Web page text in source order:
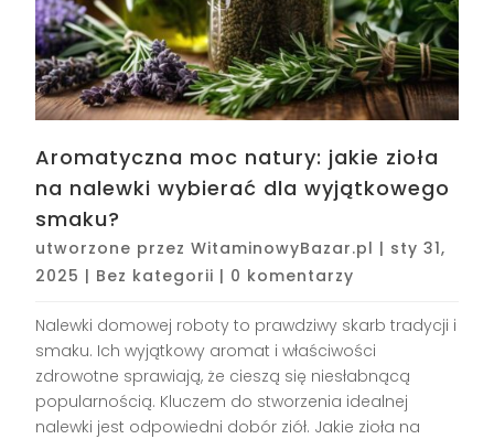
Aromatyczna moc natury: jakie zioła
na nalewki wybierać dla wyjątkowego
smaku?
utworzone przezWitaminowyBazar.pl | sty 31,
2025 | Bez kategorii | 0 komentarzy
Nalewki domowej roboty to prawdziwy skarb tradycji i
smaku. Ich wyjątkowy aromat i właściwości
zdrowotne sprawiają, że cieszą się niesłabnącą
popularnością. Kluczem do stworzenia idealnej
nalewki jest odpowiedni dobór ziół. Jakie zioła na